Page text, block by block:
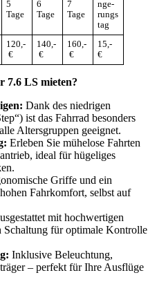
5
Tage
6
Tage
7
Tage
nge-
rungs
tag
120,-
€
140,-
€
160,-
€
15,-
€
7.6 LS mieten?
Dank des niedrigen
ist das Fahrrad besonders
Altersgruppen geeignet.
Erleben Sie mühelose Fahrten
ideal für hügeliges
Griffe und ein
Fahrkomfort, selbst auf
mit hochwertigen
Schaltung für optimale Kontrolle
Inklusive Beleuchtung,
– perfekt für Ihre Ausflüge